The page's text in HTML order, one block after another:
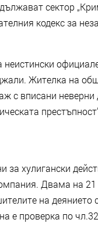
сектор
кодекс за
неистински
Жителка на
с вписани
за хулигански
Двама на 21
на
е проверка по